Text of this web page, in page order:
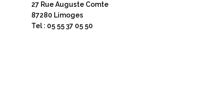
27 Rue Auguste Comte
87280 Limoges
Tel : 05 55 37 05 50